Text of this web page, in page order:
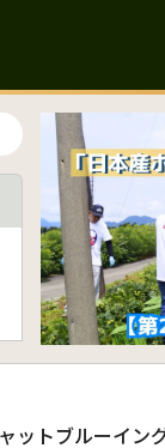
ットブルーイン